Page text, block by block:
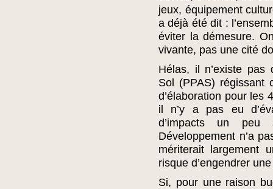
jeux, équipement
a déjà été dit :
éviter la démesure.
vivante, pas une cité
Hélas, il n’existe pas
Sol (PPAS) régissant
d’élaboration pour les
il n’y a pas eu
d’impacts un peu
Développement n’a
mériterait largement
risque d’engendrer
Si, pour une raison